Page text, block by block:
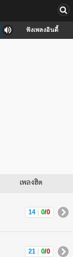
ฟังเพลงอินดี้
เพลงฮิต
14 0/0
21 0/0